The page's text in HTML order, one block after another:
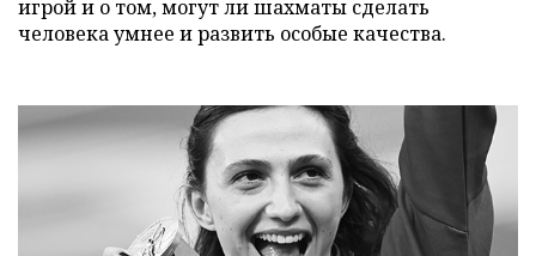
игрой и о том, могут ли шахматы сделать
человека умнее и развить особые качества.